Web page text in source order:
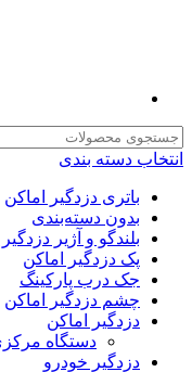
انتخاب دسته بندی
باتری دزدگیر اماکن
بدون دسته‌بندی
بلندگو و آژیر
پک دزدگیر اماکن
جک درب پارکینگ
چشم دزدگیر اماکن
دزدگیر اماکن
دستگاه
دزدگیر خودرو